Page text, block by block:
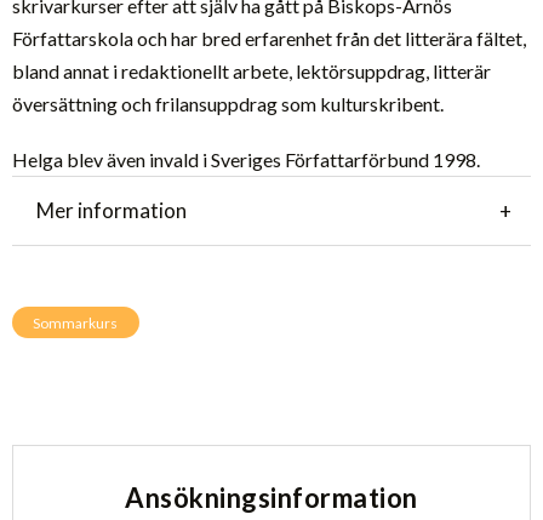
skrivarkurser efter att själv ha gått på Biskops-Arnös
Författarskola och har bred erfarenhet från det litterära fältet,
bland annat i redaktionellt arbete, lektörsuppdrag, litterär
översättning och frilansuppdrag som kulturskribent.
Helga blev även invald i Sveriges Författarförbund 1998.
Mer information
Sommarkurs
Ansökningsinformation